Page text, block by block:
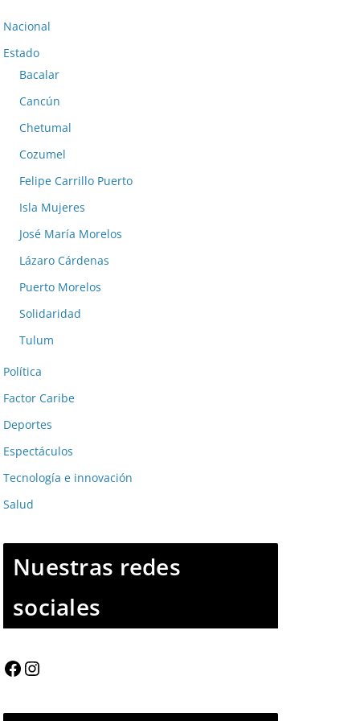
Nacional
Estado
Bacalar
Cancún
Chetumal
Cozumel
Felipe Carrillo Puerto
Isla Mujeres
José María Morelos
Lázaro Cárdenas
Puerto Morelos
Solidaridad
Tulum
Política
Factor Caribe
Deportes
Espectáculos
Tecnología e innovación
Salud
Nuestras redes
sociales